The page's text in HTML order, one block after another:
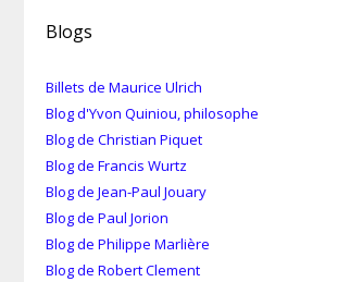
Blogs
Billets de Maurice Ulrich
Blog d'Yvon Quiniou, philosophe
Blog de Christian Piquet
Blog de Francis Wurtz
Blog de Jean-Paul Jouary
Blog de Paul Jorion
Blog de Philippe Marlière
Blog de Robert Clement